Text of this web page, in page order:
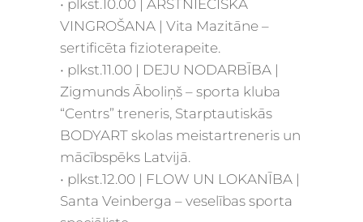
• plkst.10.00 | ĀRSTNIECISKĀ
VINGROŠANA | Vita Mazitāne –
sertificēta fizioterapeite.
• plkst.11.00 | DEJU NODARBĪBA |
Zigmunds Āboliņš – sporta kluba
“Centrs” treneris, Starptautiskās
BODYART skolas meistartreneris un
mācībspēks Latvijā.
• plkst.12.00 | FLOW UN LOKANĪBA |
Santa Veinberga – veselības sporta